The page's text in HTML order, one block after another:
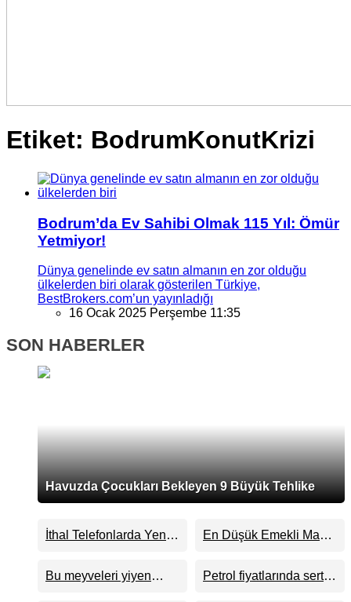
Etiket: BodrumKonutKrizi
Bodrum’da Ev Sahibi Olmak 115 Yıl: Ömür
Yetmiyor!
Dünya genelinde ev satın almanın en zor olduğu
ülkelerden biri olarak gösterilen Türkiye,
BestBrokers.com’un yayınladığı
16 Ocak 2025 Perşembe 11:35
SON HABERLER
Havuzda Çocukları Bekleyen 9 Büyük Tehlike
İthal Telefonlarda Yeni
En Düşük Emekli Maaşı
Yükseliyor
Bu meyveleri yiyen
Petrol fiyatlarında sert